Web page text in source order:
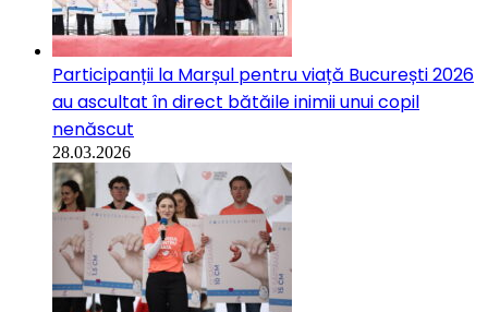
Participanții la Marșul pentru viață București 2026
au ascultat în direct bătăile inimii unui copil
nenăscut
28.03.2026